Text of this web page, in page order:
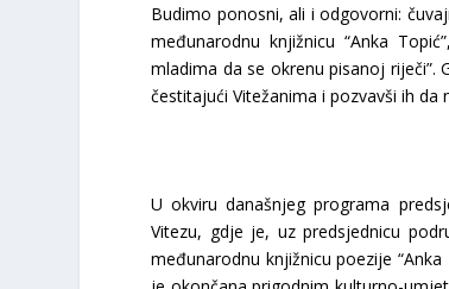
Budimo ponosni, ali i odgovorni:
međunarodnu knjižnicu “Anka
mladima da se okrenu pisanoj riječi”.
čestitajući Vitežanima i pozvavši ih
U okviru današnjeg programa
Vitezu, gdje je, uz predsjednicu
međunarodnu knjižnicu poezije